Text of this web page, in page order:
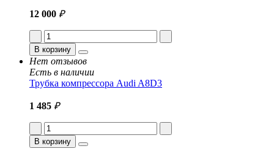
12 000 ₽
В корзину
Нет отзывов
Есть в наличии
Трубка компрессора Audi A8D3
1 485 ₽
В корзину